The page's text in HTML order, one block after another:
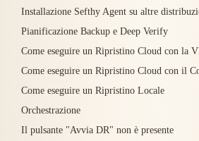
Installazione Sefthy Agent su altre
Pianificazione Backup e Deep Verify
Come eseguire un Ripristino Cloud con la
Come eseguire un Ripristino Cloud con il
Come eseguire un Ripristino Locale
Orchestrazione
Il pulsante "Avvia DR" non è presente